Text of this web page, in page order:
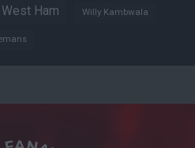
West Ham Willy Kambwala